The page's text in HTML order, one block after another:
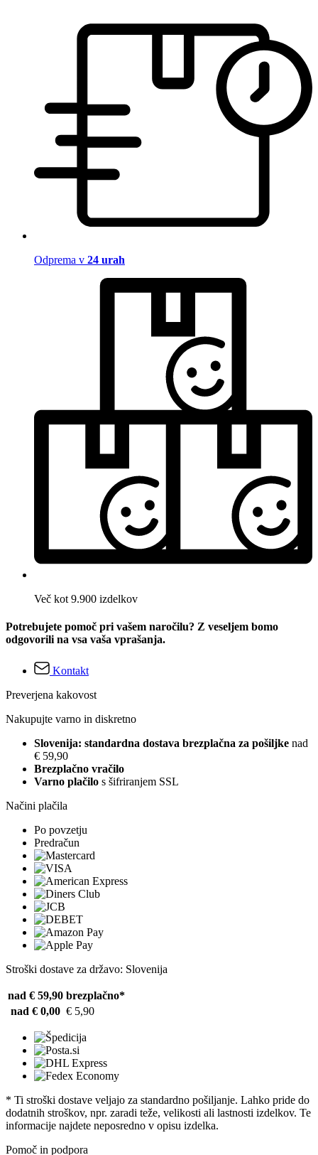
Odprema v 24 urah
Več kot 9.900 izdelkov
Potrebujete pomoč pri vašem naročilu? Z veseljem bomo
odgovorili na vsa vaša vprašanja.
Kontakt
Preverjena kakovost
Nakupujte varno in diskretno
Slovenija: standardna dostava brezplačna za pošiljke nad
€ 59,90
Brezplačno vračilo
Varno plačilo s šifriranjem SSL
Načini plačila
Po povzetju
Predračun
Stroški dostave za državo: Slovenija
nad € 59,90 brezplačno*
nad € 0,00 € 5,90
* Ti stroški dostave veljajo za standardno pošiljanje. Lahko pride do
dodatnih stroškov, npr. zaradi teže, velikosti ali lastnosti izdelkov. Te
informacije najdete neposredno v opisu izdelka.
Pomoč in podpora